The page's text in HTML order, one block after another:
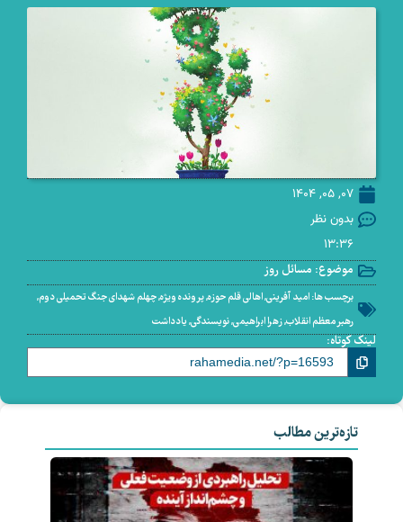
07, 05, 1404
بدون نظر
13:36
موضوع: مسائل روز
برچسب ها:امید آفرینی,اهالی قلم حوزه,پرونده ویژه,چهلم شهدای جنگ تحمیلی دوم,
رهبر معظم انقلاب,زهرا ابراهیمی,نویسندگی,یادداشت
لینک کوتاه:
تازه‌ترین مطالب